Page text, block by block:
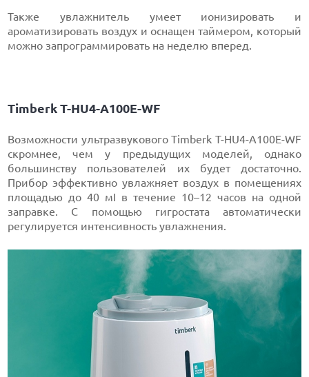
Также увлажнитель умеет ионизировать и
ароматизировать воздух и оснащен таймером, который
можно запрограммировать на неделю вперед.
Timberk T-HU4-A100E-WF
Возможности ультразвукового Timberk T-HU4-A100E-WF
скромнее, чем у предыдущих моделей, однако
большинству пользователей их будет достаточно.
Прибор эффективно увлажняет воздух в помещениях
площадью до 40 мІ в течение 10–12 часов на одной
заправке. С помощью гигростата автоматически
регулируется интенсивность увлажнения.